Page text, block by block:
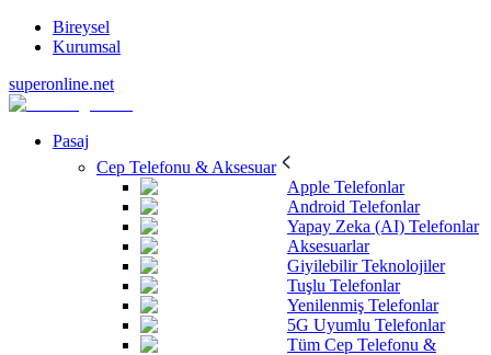
Bireysel
Kurumsal
superonline.net
Pasaj
Cep Telefonu & Aksesuar
Apple Telefonlar
Android Telefonlar
Yapay Zeka (AI) Telefonlar
Aksesuarlar
Giyilebilir Teknolojiler
Tuşlu Telefonlar
Yenilenmiş Telefonlar
5G Uyumlu Telefonlar
Tüm Cep Telefonu &